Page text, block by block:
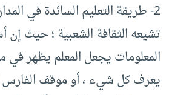
2- طريقة التعليم السائدة في
تشيعه الثقافة الشعبية ؛ حيث إن
المعلومات يجعل المعلم يظهر في
يعرف كل شيء ، أو موقف